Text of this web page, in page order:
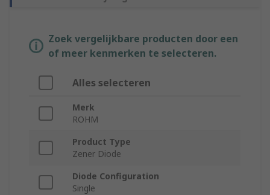
Zoek vergelijkbare producten door een
of meer kenmerken te selecteren.
Alles selecteren
Merk
ROHM
Product Type
Zener Diode
Diode Configuration
Single